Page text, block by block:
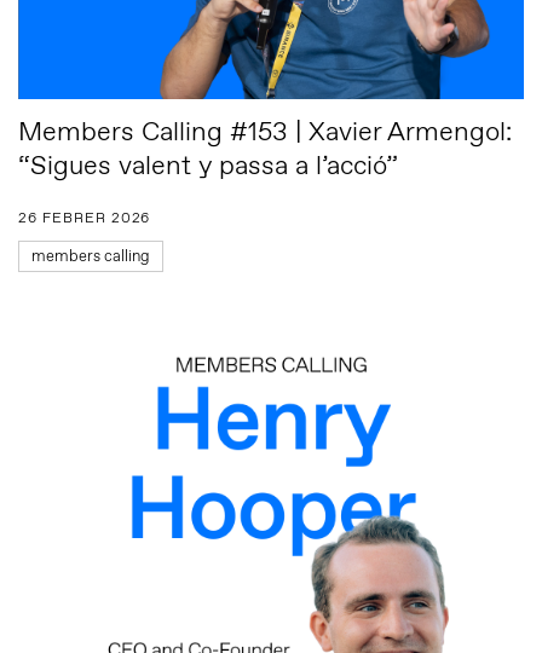
Members Calling #153 | Xavier Armengol:
“Sigues valent y passa a l’acció”
26 FEBRER 2026
members calling